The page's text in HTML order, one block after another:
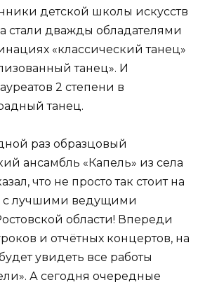
детской школы искусств
стали дважды обладателями
«классический танец»
танец». И
2 степени в
танец.
раз образцовый
ансамбль «Капель» из села
что не просто так стоит на
с лучшими ведущими
области! Впереди
и отчётных концертов, на
увидеть все работы
А сегодня очередные